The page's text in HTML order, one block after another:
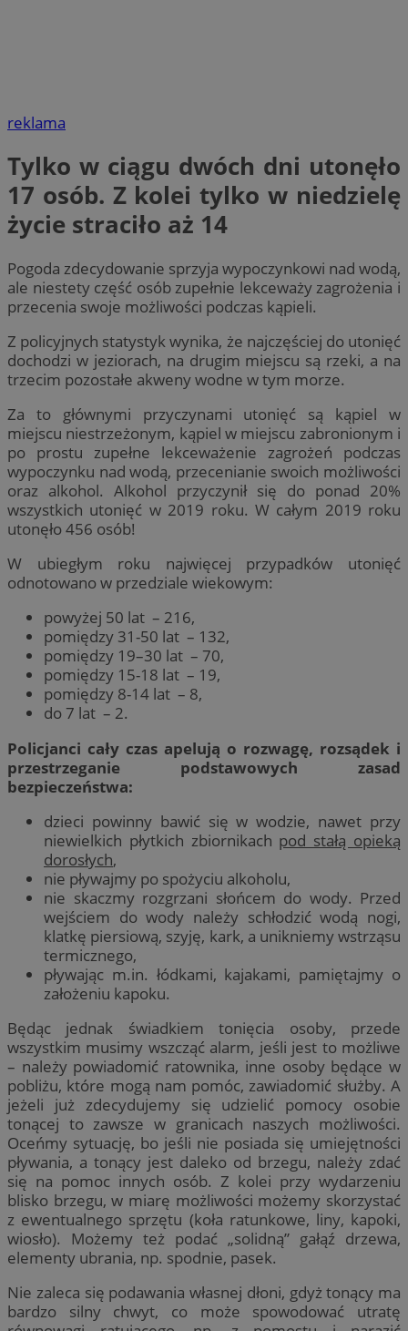
reklama
Tylko w ciągu dwóch dni utonęło
17 osób. Z kolei tylko w niedzielę
życie straciło aż 14
Pogoda zdecydowanie sprzyja wypoczynkowi nad wodą,
ale niestety część osób zupełnie lekceważy zagrożenia i
przecenia swoje możliwości podczas kąpieli.
Z policyjnych statystyk wynika, że najczęściej do utonięć
dochodzi w jeziorach, na drugim miejscu są rzeki, a na
trzecim pozostałe akweny wodne w tym morze.
Za to głównymi przyczynami utonięć są kąpiel w
miejscu niestrzeżonym, kąpiel w miejscu zabronionym i
po prostu zupełne lekceważenie zagrożeń podczas
wypoczynku nad wodą, przecenianie swoich możliwości
oraz alkohol. Alkohol przyczynił się do ponad 20%
wszystkich utonięć w 2019 roku. W całym 2019 roku
utonęło 456 osób!
W ubiegłym roku najwięcej przypadków utonięć
odnotowano w przedziale wiekowym:
powyżej 50 lat – 216,
pomiędzy 31-50 lat – 132,
pomiędzy 19–30 lat – 70,
pomiędzy 15-18 lat – 19,
pomiędzy 8-14 lat – 8,
do 7 lat – 2.
Policjanci cały czas apelują o rozwagę, rozsądek i
przestrzeganie podstawowych zasad
bezpieczeństwa:
dzieci powinny bawić się w wodzie, nawet przy
niewielkich płytkich zbiornikach pod stałą opieką
dorosłych,
nie pływajmy po spożyciu alkoholu,
nie skaczmy rozgrzani słońcem do wody. Przed
wejściem do wody należy schłodzić wodą nogi,
klatkę piersiową, szyję, kark, a unikniemy wstrząsu
termicznego,
pływając m.in. łódkami, kajakami, pamiętajmy o
założeniu kapoku.
Będąc jednak świadkiem tonięcia osoby, przede
wszystkim musimy wszcząć alarm, jeśli jest to możliwe
– należy powiadomić ratownika, inne osoby będące w
pobliżu, które mogą nam pomóc, zawiadomić służby. A
jeżeli już zdecydujemy się udzielić pomocy osobie
tonącej to zawsze w granicach naszych możliwości.
Oceńmy sytuację, bo jeśli nie posiada się umiejętności
pływania, a tonący jest daleko od brzegu, należy zdać
się na pomoc innych osób. Z kolei przy wydarzeniu
blisko brzegu, w miarę możliwości możemy skorzystać
z ewentualnego sprzętu (koła ratunkowe, liny, kapoki,
wiosło). Możemy też podać „solidną” gałąź drzewa,
elementy ubrania, np. spodnie, pasek.
Nie zaleca się podawania własnej dłoni, gdyż tonący ma
bardzo silny chwyt, co może spowodować utratę